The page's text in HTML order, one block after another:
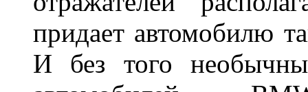
придает автомобилю
И без того